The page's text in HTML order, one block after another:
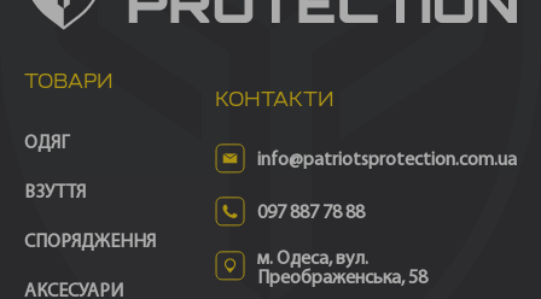
ТОВАРИ
ОДЯГ
ВЗУТТЯ
СПОРЯДЖЕННЯ
АКСЕСУАРИ
КОНТАКТИ
info@patriotsprotection.com.ua
097 887 78 88
м. Одеса, вул.
Преображенська, 58